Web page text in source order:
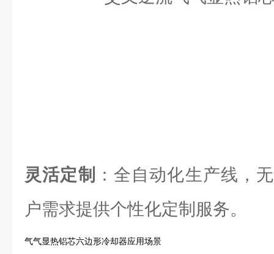
灵活定制
：全自动化生产线，
户需求提供个性化定制服务。
气气显热铝芯六边形冷却器应用场景